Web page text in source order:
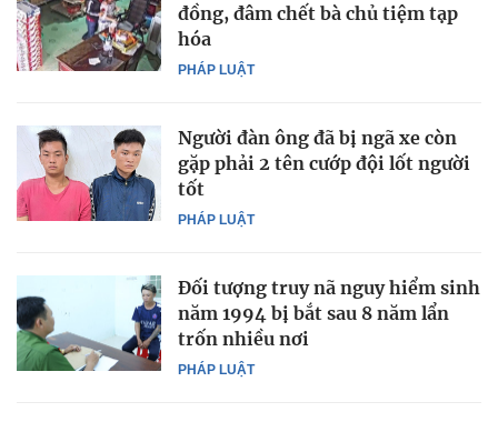
PHÁP LUẬT
đồng, đâm chết bà chủ tiệm tạp
hóa
PHÁP LUẬT
Người đàn ông đã bị ngã xe còn
gặp phải 2 tên cướp đội lốt người
tốt
PHÁP LUẬT
Đối tượng truy nã nguy hiểm sinh
năm 1994 bị bắt sau 8 năm lẩn
trốn nhiều nơi